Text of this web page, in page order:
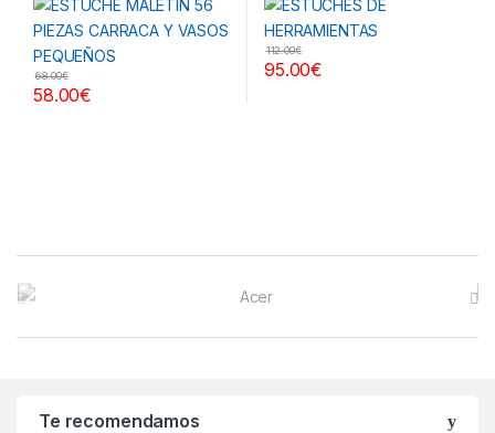
58.00€
68.00€ 95.00€
112.00€
Te recomendamos